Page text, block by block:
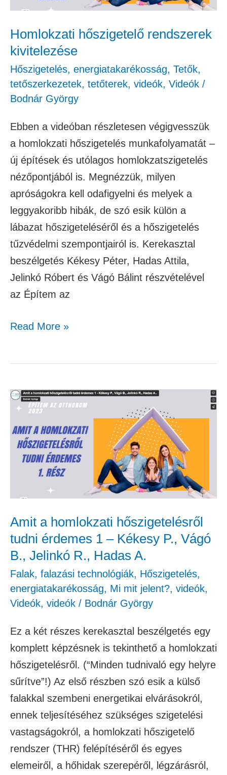
Homlokzati hőszigetelő rendszerek
kivitelezése
Hőszigetelés, energiatakarékosság, Tetők,
tetőszerkezetek, tetőterek, videók, Videók /
Bodnár György
Ebben a videóban részletesen végigvesszük
a homlokzati hőszigetelés munkafolyamatát –
új építések és utólagos homlokzatszigetelés
nézőpontjából is. Megnézzük, milyen
apróságokra kell odafigyelni és melyek a
leggyakoribb hibák, de szó esik külön a
lábazat hőszigeteléséről és a hőszigetelés
tűzvédelmi szempontjairól is. Kerekasztal
beszélgetés Kékesy Péter, Hadas Attila,
Jelinkó Róbert és Vágó Bálint részvételével
az Építem az
Read More »
Amit a homlokzati hőszigetelésről
tudni érdemes 1 – Kékesy P., Vágó
B., Jelinkó R., Hadas A.
Falak, falazási technológiák, Hőszigetelés,
energiatakarékosság, Mi mit jelent?, videók,
Videók, videók / Bodnár György
Ez a két részes kerekasztal beszélgetés egy
komplett képzésnek is tekinthető a homlokzati
hőszigetelésről. (“Minden tudnivaló egy helyre
sűrítve”!) Az első részben szó esik a külső
falakkal szembeni energetikai elvárásokról,
ennek teljesítéséhez szükséges szigetelési
vastagságokról, a homlokzati hőszigetelő
rendszer (THR) felépítéséről és egyes
elemeiről, a hőhidak szerepéről, légzárásról,
Amit
homlokzati
hőszigetelésről
tudni
1
Kékesy
Vágó
Jelinkó
Hadas
A.